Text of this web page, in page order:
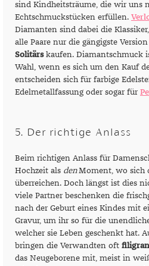
sind Kindheitsträume, die wir uns
Echtschmuckstücken erfüllen.
Diamanten sind dabei die
alle Paare nur die gängigste Version
Solitärskaufen. Diamantschmuck
Wahl, wenn es sich um den Kauf
entscheiden sich für farbige
Edelmetallfassung oder sogar für
5. Der richtige Anlass
Beim richtigen Anlass für
Hochzeit als denMoment, wo sich
überreichen. Doch längst ist dies
viele Partner beschenken die
nach der Geburt eines Kindes mit
Gravur, um ihr so für die
welcher sie Leben geschenkt hat.
bringen die Verwandten oft
das Neugeborene mit, meist in